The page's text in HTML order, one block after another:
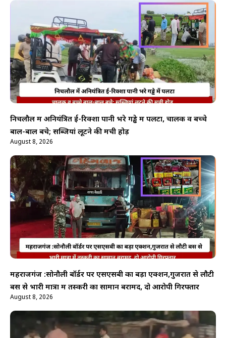
निचलौल में अनियंत्रित ई-रिक्शा पानी भरे गड्ढे में पलटा, चालक व बच्चे
बाल-बाल बचे; सब्जियां लूटने की मची होड़
August 8, 2026
महराजगंज :सोनौली बॉर्डर पर एसएसबी का बड़ा एक्शन,गुजरात से लौटी
बस से भारी मात्रा में तस्करी का सामान बरामद, दो आरोपी गिरफ्तार
August 8, 2026